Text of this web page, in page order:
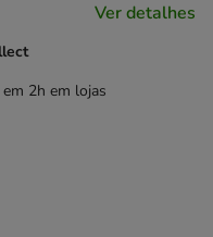
Ver detalhes
2h em lojas